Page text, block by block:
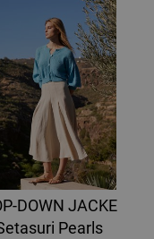
DOWN JACKE
Pearls